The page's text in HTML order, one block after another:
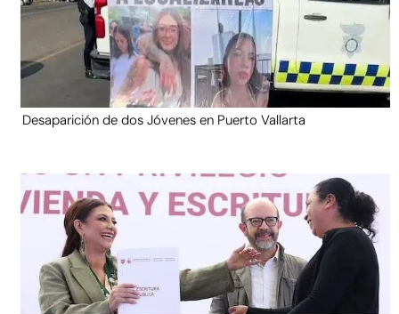
Desaparición de dos Jóvenes en Puerto Vallarta